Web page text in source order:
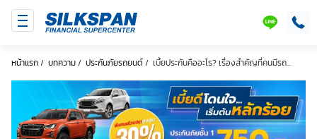
หน้าแรก/ บทความ/ ประกันภัยรถยนต์/ เบี้ยประกันคืออะไร? เรื่องสำคัญที่คนมีรถ...